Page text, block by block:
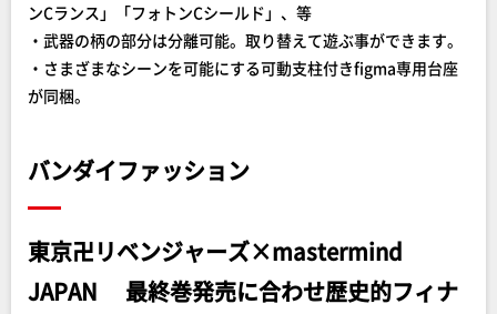
ンCランス」「フォトンCシールド」、等
・武器の柄の部分は分離可能。取り替えて遊ぶ事ができます。
・さまざまなシーンを可能にする可動支柱付きfigma専用台座
が同梱。
バンダイファッション
東京卍リベンジャーズ×mastermind
JAPAN 最終巻発売に合わせ歴史的フィナ